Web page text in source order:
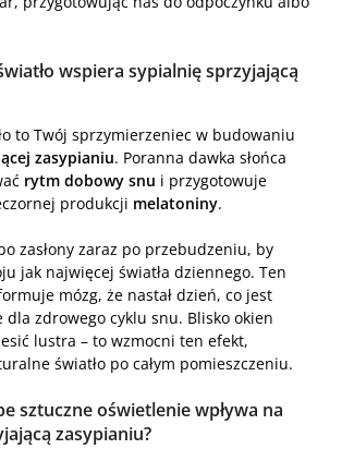
wspiera sypialnię sprzyjającą
to Twój sprzymierzeniec w budowaniu
zasypianiu. Poranna dawka słońca
rytm dobowy snu i przygotowuje
produkcji melatoniny.
zasłony zaraz po przebudzeniu, by
jak najwięcej światła dziennego. Ten
mózg, że nastał dzień, co jest
dla zdrowego cyklu snu. Blisko okien
lustra – to wzmocni ten efekt,
światło po całym pomieszczeniu.
sztuczne oświetlenie wpływa na
zasypianiu?